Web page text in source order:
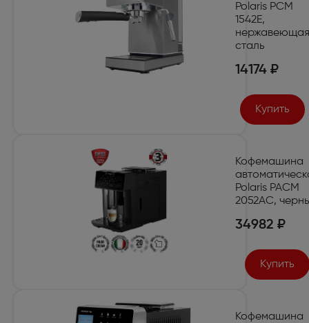
Polaris PCM
1542E,
нержавеющая
сталь
14174 ₽
Купить
Кофемашина
Polaris PACM
2052AC,
34982 ₽
Купить
Кофемашина